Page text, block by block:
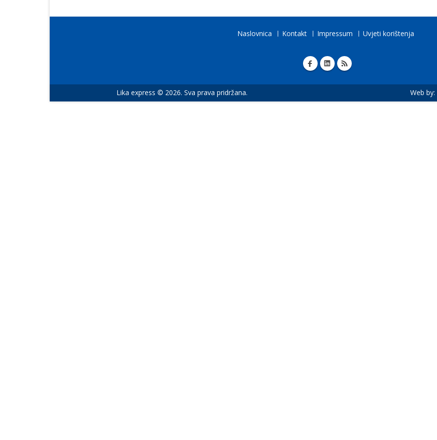
Naslovnica Kontakt Impressum Uvjeti korištenja
Lika express © 2026. Sva prava pridržana. Web by: